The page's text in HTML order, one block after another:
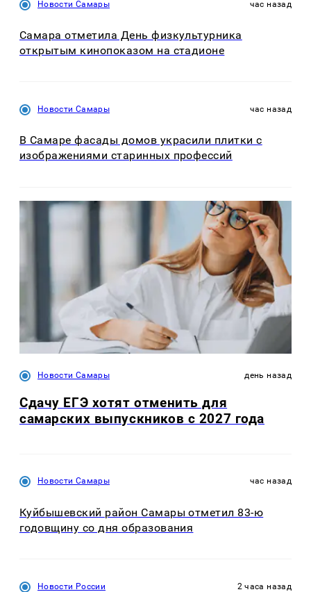
Новости Самары час назад
Самара отметила День физкультурника
открытым кинопоказом на стадионе
Новости Самары час назад
В Самаре фасады домов украсили плитки с
изображениями старинных профессий
Новости Самары день назад
Сдачу ЕГЭ хотят отменить для
самарских выпускников с 2027 года
Новости Самары час назад
Куйбышевский район Самары отметил 83-ю
годовщину со дня образования
Новости России 2 часа назад